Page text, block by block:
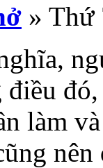
» Thứ
làm